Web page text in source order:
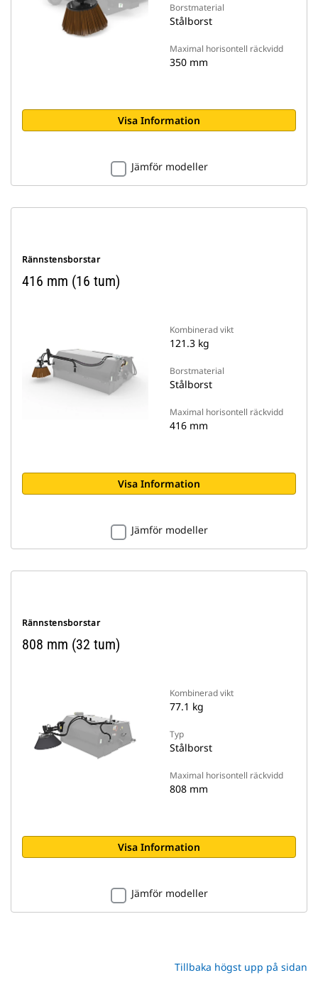
Borstmaterial
Stålborst
Maximal horisontell räckvidd
350 mm
Visa Information
Jämför modeller
Rännstensborstar
416 mm (16 tum)
Kombinerad vikt
121.3 kg
Borstmaterial
Stålborst
Maximal horisontell räckvidd
416 mm
Visa Information
Jämför modeller
Rännstensborstar
808 mm (32 tum)
Kombinerad vikt
77.1 kg
Typ
Stålborst
Maximal horisontell räckvidd
808 mm
Visa Information
Jämför modeller
Tillbaka högst upp på sidan